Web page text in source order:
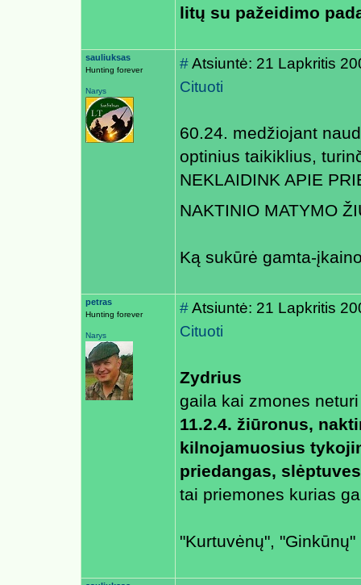
litų su pažeidimo
sauliuksas
Hunting forever
Narys
#Atsiuntė: 21 Lapkritis
Cituoti
60.24. medžiojant
optinius taikiklius,
NEKLAIDINK APIE
NAKTINIO MATYMO
Ką sukūrė gamta-
petras
Hunting forever
Narys
#Atsiuntė: 21 Lapkritis
Cituoti
Zydrius
gaila kai zmones
11.2.4. žiūronus,
kilnojamuosius
priedangas,
tai priemones kurias
"Kurtuvėnų",